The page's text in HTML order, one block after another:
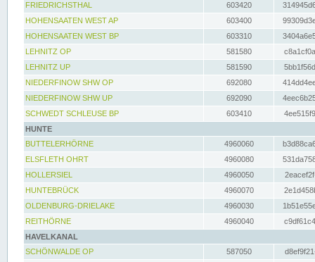
FRIEDRICHSTHAL
603420
HOHENSAATEN WEST AP
603400
HOHENSAATEN WEST BP
603310
LEHNITZ OP
581580
LEHNITZ UP
581590
NIEDERFINOW SHW OP
692080
NIEDERFINOW SHW UP
692090
SCHWEDT SCHLEUSE BP
603410
HUNTE
BUTTELERHÖRNE
4960060
ELSFLETH OHRT
4960080
HOLLERSIEL
4960050
HUNTEBRÜCK
4960070
OLDENBURG-DRIELAKE
4960030
REITHÖRNE
4960040
HAVELKANAL
SCHÖNWALDE OP
587050